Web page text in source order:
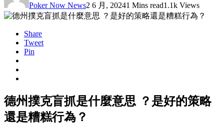
Poker Now News2 6 月, 20241 Mins read1.1k Views
Share
Tweet
Pin
德州撲克盲抓是什麼意思 ？是好的策略
還是糟糕行為？